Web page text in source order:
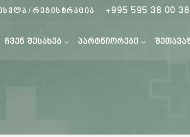
/ რეგისტრაცია +995 595 38 00 38
ჩვენ შესახებ პარტნიორები